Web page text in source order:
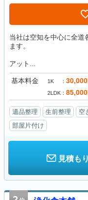
当社は空知を中心に全道
ます。
アット...
基本料金 1K 30,000
2LDK 85,000
遺品整理 生前整理 空
部屋片付け
見積も